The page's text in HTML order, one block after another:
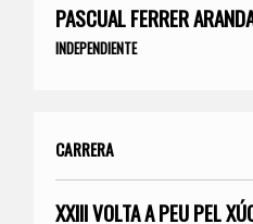
PASCUAL FERRER
INDEPENDIENTE
CARRERA
XXIII VOLTA A PEU PEL